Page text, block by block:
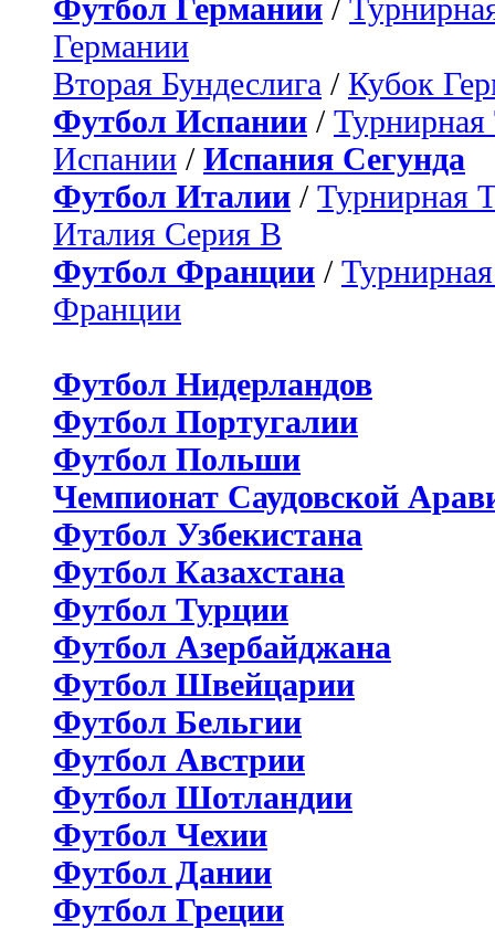
Футбол Германии /
Германии
Вторая Бундеслига / Кубок
Футбол Испании / Турнирная
Испании / Испания Сегунда
Футбол Италии / Турнирная
Италия Серия B
Футбол Франции /
Франции
Футбол Нидерландов
Футбол Португалии
Футбол Польши
Чемпионат Саудовской
Футбол Узбекистана
Футбол Казахстана
Футбол Турции
Футбол Азербайджана
Футбол Швейцарии
Футбол Бельгии
Футбол Австрии
Футбол Шотландии
Футбол Чехии
Футбол Дании
Футбол Греции